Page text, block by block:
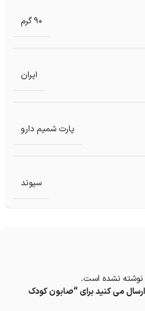
90 گرم
ایران
پارت شمیم دارو
سیوند
نشده است.
می کنید برای “صابون کودک